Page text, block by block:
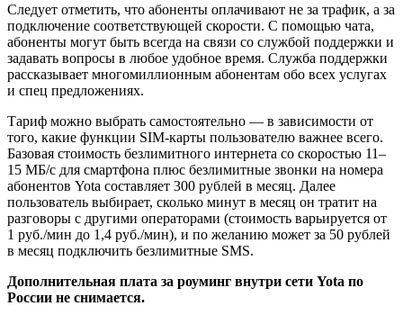
Следует отметить, что абоненты оплачивают не за трафик, а за
подключение соответствующей скорости. С помощью чата,
абоненты могут быть всегда на связи со службой поддержки и
задавать вопросы в любое удобное время. Служба поддержки
рассказывает многомиллионным абонентам обо всех услугах
и спец предложениях.
Тариф можно выбрать самостоятельно — в зависимости от
того, какие функции SIM-карты пользователю важнее всего.
Базовая стоимость безлимитного интернета со скоростью 11–
15 МБ/c для смартфона плюс безлимитные звонки на номера
абонентов Yota составляет 300 рублей в месяц. Далее
пользователь выбирает, сколько минут в месяц он тратит на
разговоры с другими операторами (стоимость варьируется от
1 руб./мин до 1,4 руб./мин), и по желанию может за 50 рублей
в месяц подключить безлимитные SMS.
Дополнительная плата за роуминг внутри сети Yota по
России не снимается.